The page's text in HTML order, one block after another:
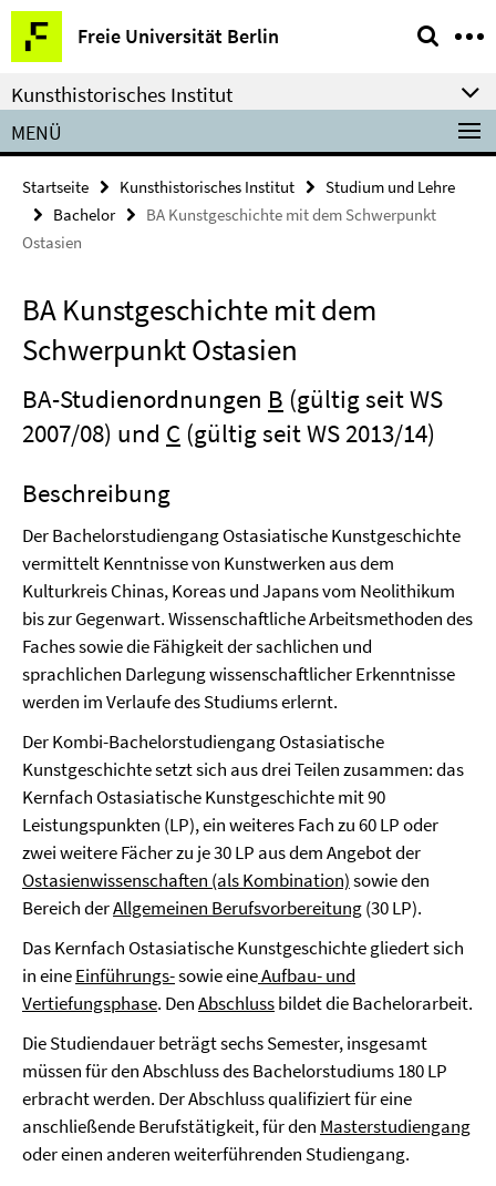
Springe
direkt
zu
Inhalt
Freie Universität Berlin
Service-
Navigation
Kunsthistorisches Institut
MENÜ
Startseite Kunsthistorisches Institut
Studium und Lehre
Bachelor
BA Kunstgeschichte mit dem Schwerpunkt
Ostasien
BA Kunstgeschichte mit dem
Schwerpunkt Ostasien
BA-Studienordnungen B (gültig seit WS
2007/08) und C (gültig seit WS 2013/14)
Beschreibung
Der Bachelorstudiengang Ostasiatische Kunstgeschichte
vermittelt Kenntnisse von Kunstwerken aus dem
Kulturkreis Chinas, Koreas und Japans vom Neolithikum
bis zur Gegenwart. Wissenschaftliche Arbeitsmethoden des
Faches sowie die Fähigkeit der sachlichen und
sprachlichen Darlegung wissenschaftlicher Erkenntnisse
werden im Verlaufe des Studiums erlernt.
Der Kombi-Bachelorstudiengang Ostasiatische
Kunstgeschichte setzt sich aus drei Teilen zusammen: das
Kernfach Ostasiatische Kunstgeschichte mit 90
Leistungspunkten (LP), ein weiteres Fach zu 60 LP oder
zwei weitere Fächer zu je 30 LP aus dem Angebot der
Ostasienwissenschaften (als Kombination)sowie den
Bereich derAllgemeinen Berufsvorbereitung(30 LP).
Das Kernfach Ostasiatische Kunstgeschichte gliedert sich
in eineEinführungs-sowie eineAufbau- und
Vertiefungsphase. DenAbschlussbildet die Bachelorarbeit.
Die Studiendauer beträgt sechs Semester, insgesamt
müssen für den Abschluss des Bachelorstudiums 180 LP
erbracht werden. Der Abschluss qualifiziert für eine
anschließende Berufstätigkeit, für den Masterstudiengang
oder einen anderen weiterführenden Studiengang.